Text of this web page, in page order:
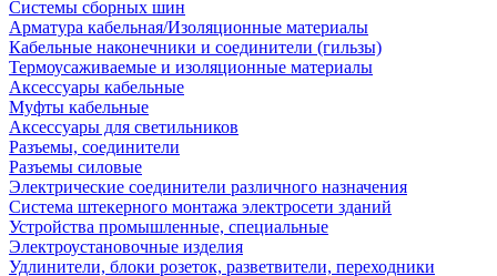
Системы сборных шин
Арматура кабельная/Изоляционные материалы
Кабельные наконечники и соединители (гильзы)
Термоусаживаемые и изоляционные материалы
Аксессуары кабельные
Муфты кабельные
Аксессуары для светильников
Разъемы, соединители
Разъемы силовые
Электрические соединители различного назначения
Система штекерного монтажа электросети зданий
Устройства промышленные, специальные
Электроустановочные изделия
Удлинители, блоки розеток, разветвители, переходники